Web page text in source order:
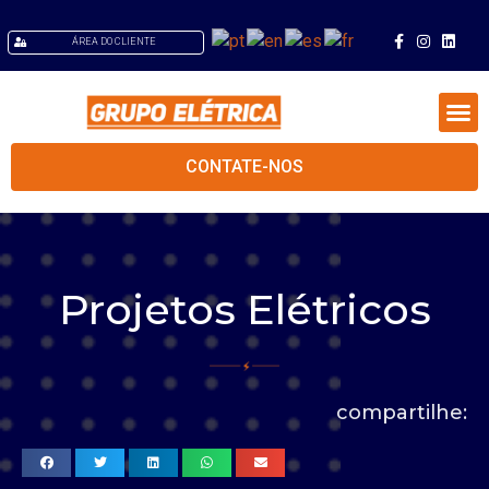
ÁREA DO CLIENTE
CONTATE-NOS
Projetos Elétricos
compartilhe: